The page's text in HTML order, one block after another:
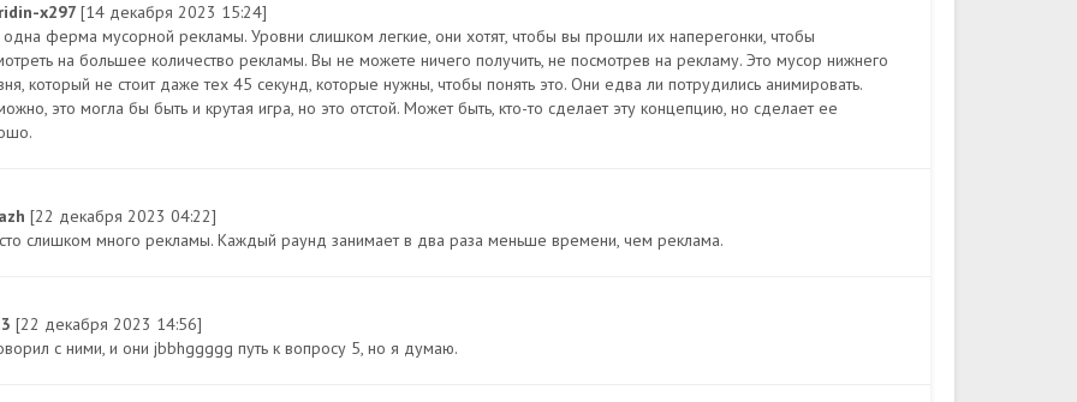
x297 [14 декабря 2023 15:24]
ферма мусорной рекламы. Уровни слишком легкие, они хотят, чтобы вы прошли их наперегонки, чтобы
на большее количество рекламы. Вы не можете ничего получить, не посмотрев на рекламу. Это мусор нижнего
который не стоит даже тех 45 секунд, которые нужны, чтобы понять это. Они едва ли потрудились анимировать.
это могла бы быть и крутая игра, но это отстой. Может быть, кто-то сделает эту концепцию, но сделает ее
[22 декабря 2023 04:22]
слишком много рекламы. Каждый раунд занимает в два раза меньше времени, чем реклама.
[22 декабря 2023 14:56]
с ними, и они jbbhggggg путь к вопросу 5, но я думаю.